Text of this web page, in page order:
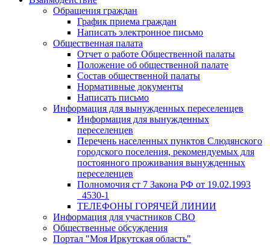
Обращения граждан
График приема граждан
Написать электронное письмо
Общественная палата
Отчет о работе Общественной палаты
Положение об общественной палате
Состав общественной палаты
Нормативные документы
Написать письмо
Информация для вынужденных переселенцев
Информация для вынужденных
переселенцев
Перечень населенных пунктов Слюдянского
городского поселения, рекомендуемых для
постоянного проживания вынужденных
переселенцев
Полномочия ст 7 Закона РФ от 19.02.1993
_4530-1
ТЕЛЕФОНЫ ГОРЯЧЕЙ ЛИНИИ
Информация для участников СВО
Общественные обсуждения
Портал "Моя Иркутская область"